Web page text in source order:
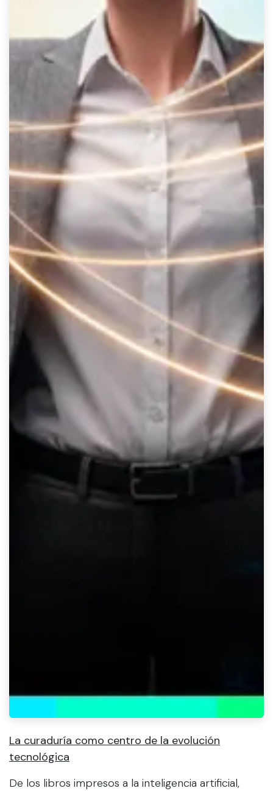
La curaduría como centro de la evolución
tecnológica
De los libros impresos a la inteligencia artificial,